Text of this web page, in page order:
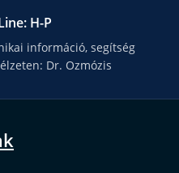
H-P
információ, segítség
Dr. Ozmózis